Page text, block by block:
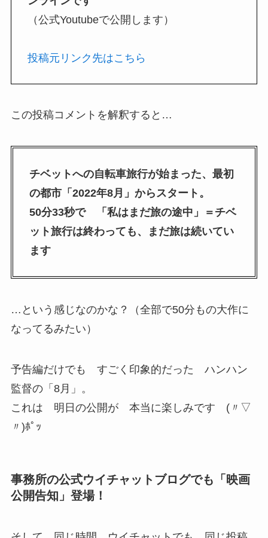
（公式Youtubeで公開します）
投稿元リンク先はこちら
この投稿コメントを解釈すると…
チベットへの自転車旅行が始まった、最初
の都市「2022年8月」からスタート。
50分33秒で 「私はまだ旅の途中」＝チベ
ット旅行は終わっても、まだ旅は続いてい
ます
…という感じなのかな？（全部で50分もの大作に
なってるみたい）
予告編だけでも すごく印象的だった ハンハン
監督の「8月」。
これは 明日の公開が 本当に楽しみです (〃▽
〃)ﾎﾟｯ
事務所の公式ウイチャットブログでも「映画
公開告知」登場！